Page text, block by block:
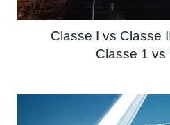
Classe I vs Classe
Classe 1 vs